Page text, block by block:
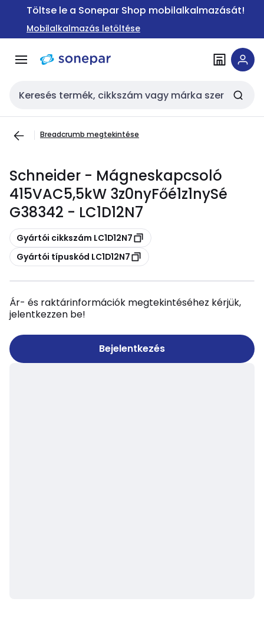
Ugrás a
Ugrás a
tartalomra
Töltse le a Sonepar Shop mobilalkalmazását!
Mobilalkalmazás letöltése
Keresési bemenet
Breadcrumb megtekintése
Schneider - Mágneskapcsoló
415VAC5,5kW 3z0nyFőé1z1nySé
G38342 - LC1D12N7
Másolás
Gyártói cikkszám LC1D12N7
Másolás
Gyártói típuskód LC1D12N7
Ár- és raktárinformációk megtekintéséhez kérjük,
jelentkezzen be!
Bejelentkezés